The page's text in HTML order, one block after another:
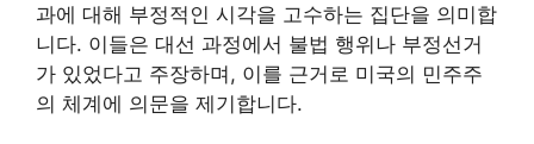
과에 대해 부정적인 시각을 고수하는 집단을 의미합
니다. 이들은 대선 과정에서 불법 행위나 부정선거
가 있었다고 주장하며, 이를 근거로 미국의 민주주
의 체계에 의문을 제기합니다.